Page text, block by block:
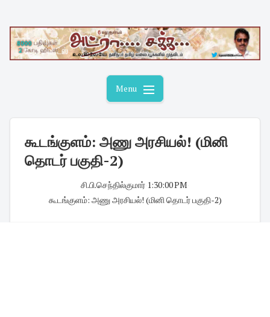
content
Menu
கூடங்குளம்: அணு அரசியல்! (மினி
தொடர் பகுதி-2)
சி.பி.செந்தில்குமார் 1:30:00 PM
கூடங்குளம்: அணு அரசியல்! (மினி தொடர் பகுதி-2)